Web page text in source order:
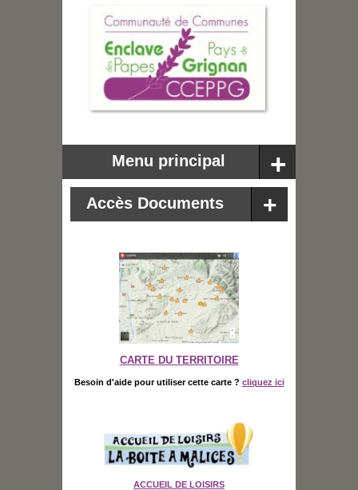
Menu principal
Accès Documents
CARTE DU TERRITOIRE
Besoin d'aide pour utiliser cette carte ? cliquez ici
ACCUEIL DE LOISIRS